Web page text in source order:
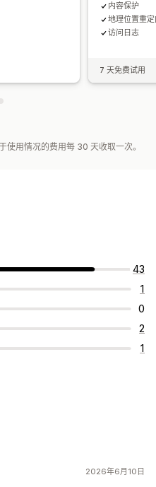
内容保护
地理位置重
访问日志
7 天免费试用
使用情况的费用每 30 天收取一次。
43
1
0
2
1
2026年6月10日